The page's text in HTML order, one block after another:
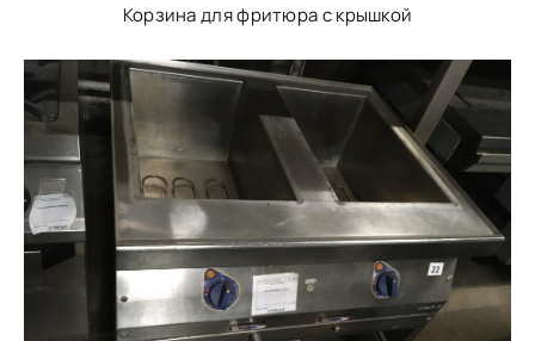
Корзина для фритюра с крышкой